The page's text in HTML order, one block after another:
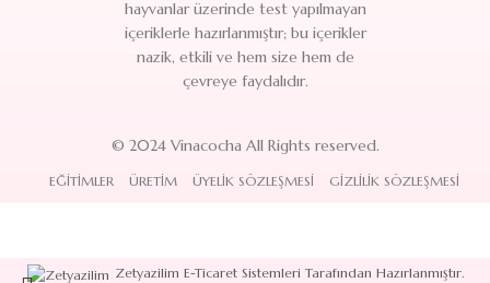
hayvanlar üzerinde test yapılmayan
içeriklerle hazırlanmıştır; bu içerikler
nazik, etkili ve hem size hem de
çevreye faydalıdır.
© 2024 Vinacocha All Rights reserved.
EĞITIMLER ÜRETIM ÜYELIK SÖZLEŞMESI GIZLILIK SÖZLEŞMESI
Zetyazilim E-Ticaret Sistemleri Tarafından Hazırlanmıştır.